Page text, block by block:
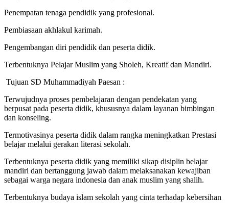
Penempatan tenaga pendidik yang profesional.
Pembiasaan akhlakul karimah.
Pengembangan diri pendidik dan peserta didik.
Terbentuknya Pelajar Muslim yang Sholeh, Kreatif dan Mandiri.
Tujuan SD Muhammadiyah Paesan :
Terwujudnya proses pembelajaran dengan pendekatan yang
berpusat pada peserta didik, khususnya dalam layanan bimbingan
dan konseling.
Termotivasinya peserta didik dalam rangka meningkatkan Prestasi
belajar melalui gerakan literasi sekolah.
Terbentuknya peserta didik yang memiliki sikap disiplin belajar
mandiri dan bertanggung jawab dalam melaksanakan kewajiban
sebagai warga negara indonesia dan anak muslim yang shalih.
Terbentuknya budaya islam sekolah yang cinta terhadap kebersihan